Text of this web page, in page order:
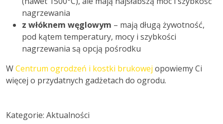
nagrzewania
z włóknem węglowym – mają długą żywotność,
pod kątem temperatury, mocy i szybkości
nagrzewania są opcją pośrodku
WCentrum ogrodzeń i kostki brukowej opowiemy Ci
więcej o przydatnych gadżetach do ogrodu.
Kategorie: Aktualności